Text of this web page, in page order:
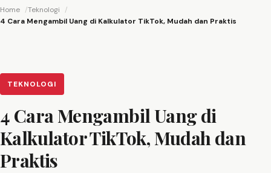
Home
Teknologi
4 Cara Mengambil Uang di Kalkulator TikTok, Mudah dan Praktis
TEKNOLOGI
4 Cara Mengambil Uang di
Kalkulator TikTok, Mudah dan
Praktis